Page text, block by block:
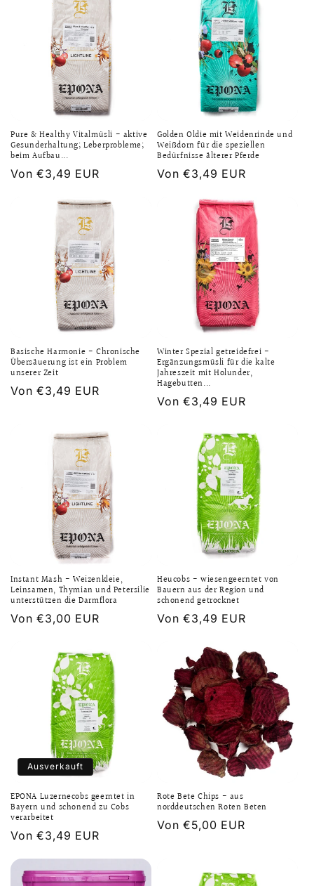
Pure & Healthy Vitalmüsli - aktive
Gesunderhaltung; Leberprobleme;
beim Aufbau...
Normaler
Von €3,49 EUR
Golden Oldie mit Weidenrinde und
Weißdorn für die speziellen
Bedürfnisse älterer Pferde
Normaler
Von €3,49 EUR
Basische Harmonie - Chronische
Übersäuerung ist ein Problem
unserer Zeit
Normaler
Von €3,49 EUR
Winter Spezial getreidefrei -
Ergänzungsmüsli für die kalte
Jahreszeit mit Holunder,
Hagebutten...
Normaler
Von €3,49 EUR
Instant Mash - Weizenkleie,
Leinsamen, Thymian und Petersilie
unterstützen die Darmflora
Normaler
Von €3,00 EUR
Heucobs - wiesengeerntet von
Bauern aus der Region und
schonend getrocknet
Normaler
Von €3,49 EUR
Ausverkauft
EPONA Luzernecobs geerntet in
Bayern und schonend zu Cobs
verarbeitet
Normaler
Von €3,49 EUR
Rote Bete Chips - aus
norddeutschen Roten Beten
Normaler
Von €5,00 EUR